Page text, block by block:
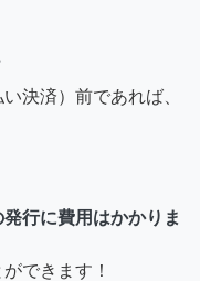
決済）前であれば、
行に費用はかかりま
できます！